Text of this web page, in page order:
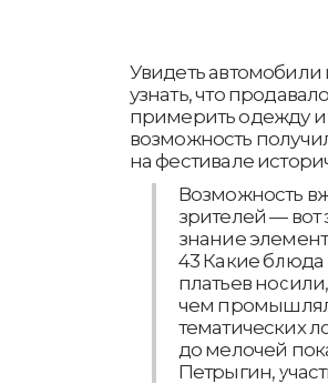
Увидеть
узнать, что
примерить одежду
возможность
на фестивале
Возможность
зрителей — вот
знание
43 Какие блюда
платьев
чем
тематических
до мелочей
Петрыгин,